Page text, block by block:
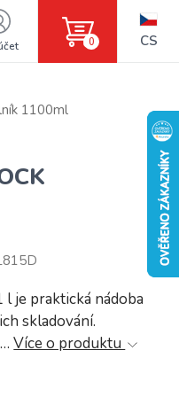
0 CS
1100ml
je praktická nádoba
skladování.
Více o produktu